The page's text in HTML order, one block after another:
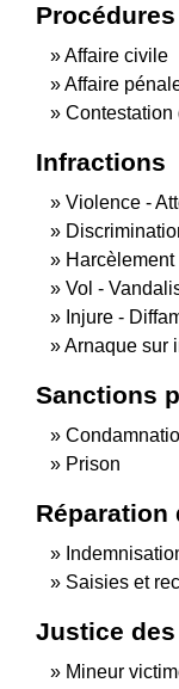
Affaire civile
Affaire
Contestation
Infractions
Violence -
Harcèlement
Vol -
Injure -
Arnaque sur
Sanctions
Prison
Réparation
Saisies et
Justice
Mineur